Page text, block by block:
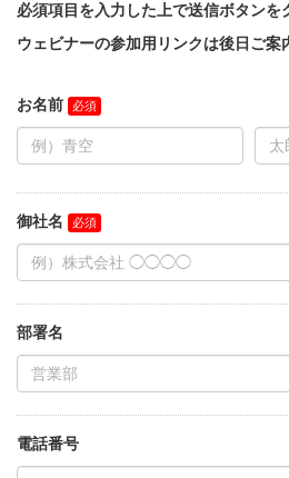
必須項目を入力した上で送信ボタンを
ウェビナーの参加用リンクは後日ご案
お名前
御社名
部署名
電話番号